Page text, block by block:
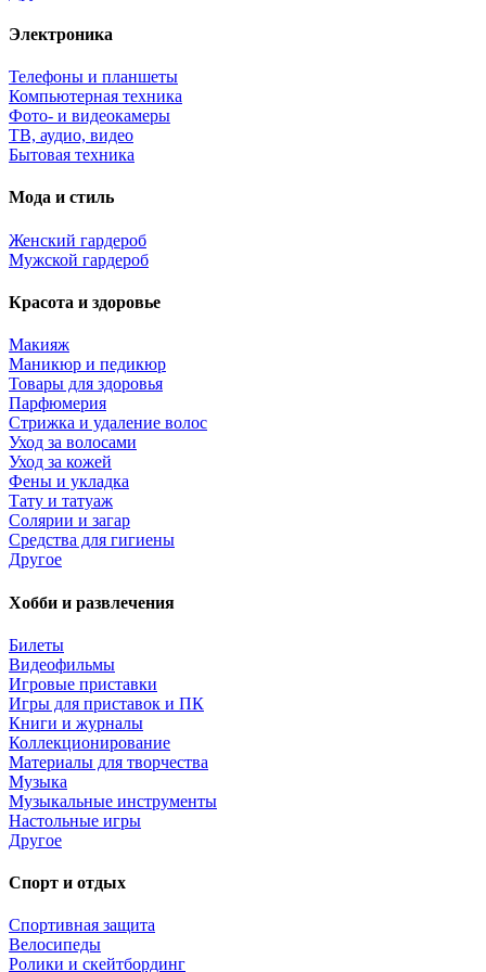
Электроника
Телефоны и планшеты
Компьютерная техника
Фото- и видеокамеры
ТВ, аудио, видео
Бытовая техника
Мода и стиль
Женский гардероб
Мужской гардероб
Красота и здоровье
Макияж
Маникюр и педикюр
Товары для здоровья
Парфюмерия
Стрижка и удаление волос
Уход за волосами
Уход за кожей
Фены и укладка
Тату и татуаж
Солярии и загар
Средства для гигиены
Другое
Хобби и развлечения
Билеты
Видеофильмы
Игровые приставки
Игры для приставок и ПК
Книги и журналы
Коллекционирование
Материалы для творчества
Музыка
Музыкальные инструменты
Настольные игры
Другое
Спорт и отдых
Спортивная защита
Велосипеды
Ролики и скейтбординг